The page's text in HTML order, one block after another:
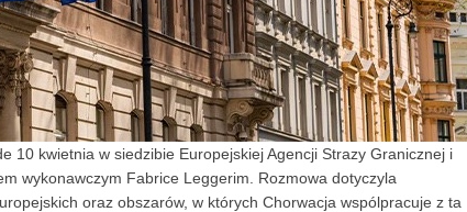
10 kwietnia w siedzibie Europejskiej Agencji Strazy Granicznej i
wykonawczym Fabrice Leggerim. Rozmowa dotyczyla
oraz obszarów, w których Chorwacja wspólpracuje z ta